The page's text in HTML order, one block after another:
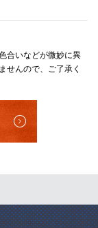
合いなどが微妙に異
せんので、ご了承く